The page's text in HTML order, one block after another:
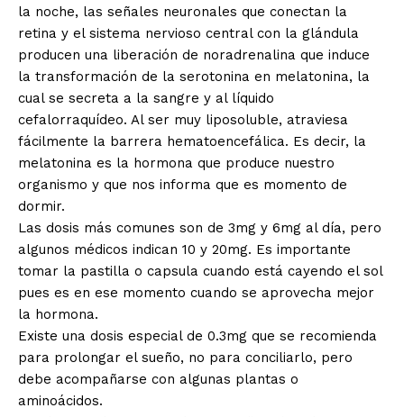
la noche, las señales neuronales que conectan la
retina y el sistema nervioso central con la glándula
producen una liberación de noradrenalina que induce
la transformación de la serotonina en melatonina, la
cual se secreta a la sangre y al líquido
cefalorraquídeo. Al ser muy liposoluble, atraviesa
fácilmente la barrera hematoencefálica. Es decir, la
melatonina es la hormona que produce nuestro
organismo y que nos informa que es momento de
dormir.
Las dosis más comunes son de 3mg y 6mg al día, pero
algunos médicos indican 10 y 20mg. Es importante
tomar la pastilla o capsula cuando está cayendo el sol
pues es en ese momento cuando se aprovecha mejor
la hormona.
Existe una dosis especial de 0.3mg que se recomienda
para prolongar el sueño, no para conciliarlo, pero
debe acompañarse con algunas plantas o
aminoácidos.